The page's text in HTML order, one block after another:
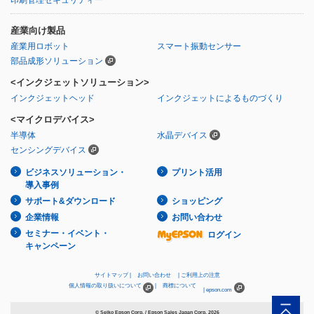
産業向け製品
産業用ロボット
スマート振動センサー
部品成形ソリューション
<インクジェットソリューション>
インクジェットヘッド インクジェットによるものづくり
<マイクロデバイス>
半導体
水晶デバイス
センシングデバイス
ビジネスソリューション・
導入事例
プリント活用
サポート&ダウンロード
ショッピング
企業情報
お問い合わせ
セミナー・イベント・
キャンペーン
ログイン
サイトマップ お問い合わせ
ご利用上の注意
個人情報の取り扱いについて
商標について
epson.com
© Seiko Epson Corp. / Epson Sales Japan Corp. 2026